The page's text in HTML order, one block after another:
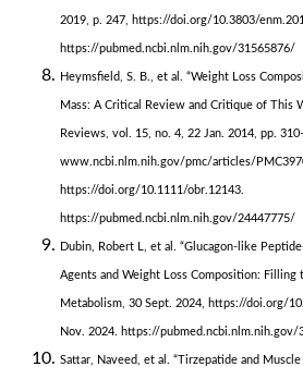
2019, p. 247, https://doi.org/10.3803/
https://pubmed.ncbi.nlm.nih.gov/31565876/
Heymsfield, S. B., et al. “Weight Loss
Mass: A Critical Review and Critique of This
Reviews, vol. 15, no. 4, 22 Jan. 2014, pp.
www.ncbi.nlm.nih.gov/pmc/articles/
https://doi.org/10.1111/obr.12143.
https://pubmed.ncbi.nlm.nih.gov/24447775/
Dubin, Robert L, et al. “Glucagon‐like
Agents and Weight Loss Composition: Filling
Metabolism, 30 Sept. 2024, https://doi.org/
Nov. 2024. https://pubmed.ncbi.nlm.nih.gov/
Sattar, Naveed, et al. “Tirzepatide and